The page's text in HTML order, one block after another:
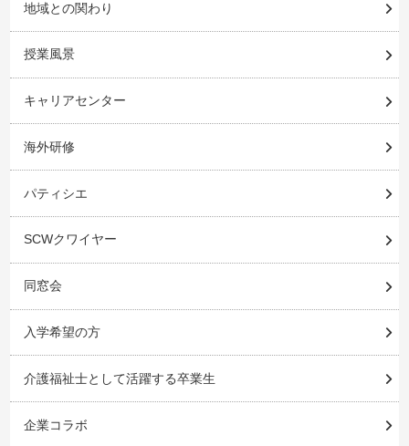
地域との関わり
授業風景
キャリアセンター
海外研修
パティシエ
SCWクワイヤー
同窓会
入学希望の方
介護福祉士として活躍する卒業生
企業コラボ